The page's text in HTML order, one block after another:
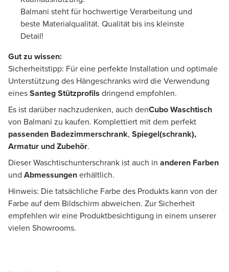
Balmani steht für hochwertige Verarbeitung und
beste Materialqualität. Qualität bis ins kleinste
Detail!
Gut zu wissen:
Sicherheitstipp: Für eine perfekte Installation und optimale
Unterstützung des Hängeschranks wird die Verwendung
einesSanteg Stützprofils dringend empfohlen.
Es ist darüber nachzudenken, auch denCubo Waschtisch
von Balmani zu kaufen. Komplettiert mit dem perfekt
passenden Badezimmerschrank, Spiegel(schrank),
Armatur und Zubehör.
Dieser Waschtischunterschrank ist auch in anderen Farben
und Abmessungenerhältlich.
Hinweis: Die tatsächliche Farbe des Produkts kann von der
Farbe auf dem Bildschirm abweichen. Zur Sicherheit
empfehlen wir eine Produktbesichtigung in einem unserer
vielen Showrooms.